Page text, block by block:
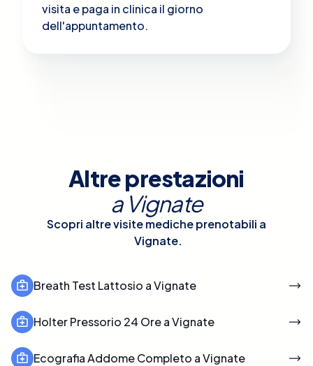
visita e paga in clinica il giorno
dell'appuntamento.
Altre prestazioni
a Vignate
Scopri altre visite mediche prenotabili a
Vignate.
Breath Test Lattosio a Vignate
Holter Pressorio 24 Ore a Vignate
Ecografia Addome Completo a Vignate